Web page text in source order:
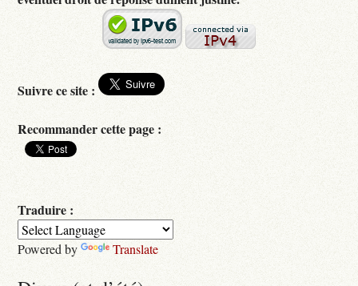
Suivre ce site :
Recommander cette page :
Traduire :
Powered by Translate